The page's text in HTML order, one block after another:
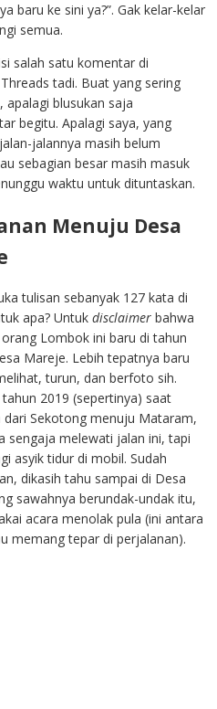
baru ke sini ya?”. Gak kelar-kelar
semua.
salah satu komentar di
tadi. Buat yang sering
apalagi blusukan saja
begitu. Apalagi saya, yang
jalannya masih belum
sebagian besar masih masuk
waktu untuk dituntaskan.
Menuju Desa
tulisan sebanyak 127 kata di
apa? Untukdisclaimer bahwa
Lombok ini baru di tahun
Mareje. Lebih tepatnya baru
turun, dan berfoto sih.
tahun 2019 (sepertinya) saat
dari Sekotong menuju Mataram,
sengaja melewati jalan ini, tapi
asyik tidur di mobil. Sudah
dikasih tahu sampai di Desa
sawahnya berundak-undak itu,
acara menolak pula (ini antara
memang tepar di perjalanan).